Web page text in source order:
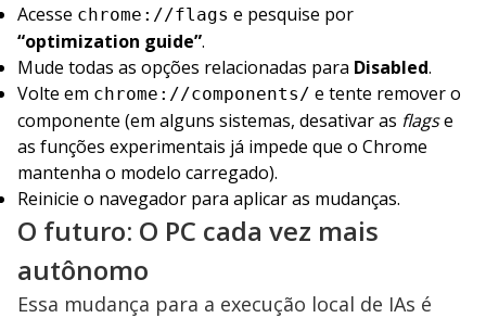
Acesse chrome://flags e pesquise por
“optimization guide”.
Mude todas as opções relacionadas para Disabled.
Volte em chrome://components/ e tente remover o
componente (em alguns sistemas, desativar as flagse
as funções experimentais já impede que o Chrome
mantenha o modelo carregado).
Reinicie o navegador para aplicar as mudanças.
O futuro: O PC cada vez mais
autônomo
Essa mudança para a execução local de IAs é